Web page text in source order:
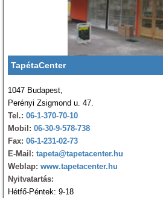
TapétaCenter
1047 Budapest,
Perényi Zsigmond u. 47.
Tel.: 06-1-370-70-10
Mobil: 06-30-9-578-738
Fax: 06-1-231-02-73
E-Mail: tapeta@tapetacenter.hu
Weblap: www.tapetacenter.hu
Nyitvatartás:
Hétfő-Péntek: 9-18